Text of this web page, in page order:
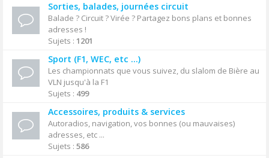
Sorties, balades, journées circuit
Balade ? Circuit ? Virée ? Partagez bons plans et bonnes
adresses !
Sujets : 1201
Sport (F1, WEC, etc ...)
Les championnats que vous suivez, du slalom de Bière au
VLN jusqu'à la F1
Sujets : 499
Accessoires, produits & services
Autoradios, navigation, vos bonnes (ou mauvaises)
adresses, etc ...
Sujets : 586